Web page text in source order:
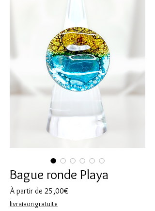
Bague ronde Playa
À partir de 25,00€
livraison gratuite